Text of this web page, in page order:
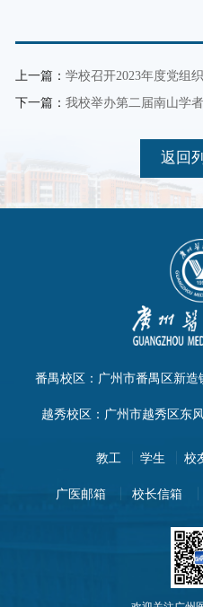
上一篇： 学校召开2023年度党组织书记全面从
下一篇： 我校举办第二届南山学
返回
番禺校区：广州市番禺区新造
越秀校区：广州市越秀区东
教工 学生 校
广医邮箱 校长信箱